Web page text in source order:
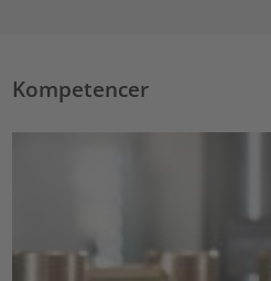
Kompetencer